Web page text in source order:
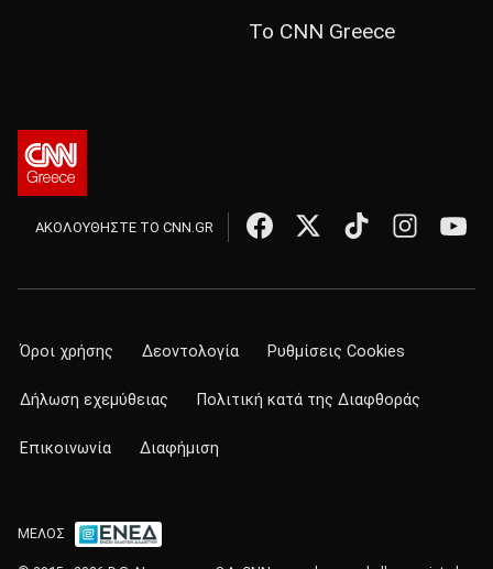
Το CNN Greece
ΑΚΟΛΟΥΘΗΣΤΕ ΤΟ CNN.GR
Όροι χρήσης Δεοντολογία Ρυθμίσεις Cookies
Δήλωση εχεμύθειας Πολιτική κατά της Διαφθοράς
Επικοινωνία Διαφήμιση
ΜΕΛΟΣ